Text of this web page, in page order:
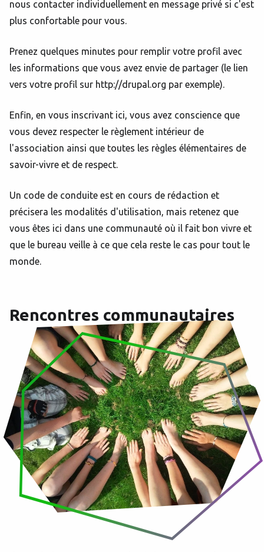
nous contacter individuellement en message privé si c'est
plus confortable pour vous.
Prenez quelques minutes pour remplir votre profil avec
les informations que vous avez envie de partager (le lien
vers votre profil sur http://drupal.org par exemple).
Enfin, en vous inscrivant ici, vous avez conscience que
vous devez respecter le règlement intérieur de
l'association ainsi que toutes les règles élémentaires de
savoir-vivre et de respect.
Un code de conduite est en cours de rédaction et
précisera les modalités d'utilisation, mais retenez que
vous êtes ici dans une communauté où il fait bon vivre et
que le bureau veille à ce que cela reste le cas pour tout le
monde.
Rencontres communautaires